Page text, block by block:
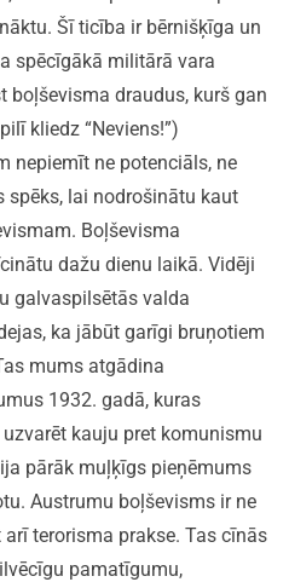
Šī ticība ir bērnišķīga un
spēcīgākā militārā vara
boļševisma draudus, kurš gan
kliedz “Neviens!”)
nepiemīt ne potenciāls, ne
spēks, lai nodrošinātu kaut
Boļševisma
dažu dienu laikā. Vidēji
galvaspilsētās valda
ka jābūt garīgi bruņotiem
mums atgādina
1932. gadā, kuras
kauju pret komunismu
pārāk muļķīgs pieņēmums
Austrumu boļševisms ir ne
terorisma prakse. Tas cīnās
pamatīgumu,